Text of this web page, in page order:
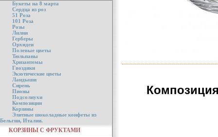
Букеты на 8 марта
Сердца из роз
51 Роза
101 Роза
Розы
Лилии
Герберы
Орхидеи
Полевые цветы
Тюльпаны
Хризантемы
Гвоздики
Экзотические цветы
Ландыши
Сирень
Пионы
Подсолнухи
Композиции
Корзины
Элитные шоколадные конфеты из
Бельгии, Италии.
КОРЗИНЫ С ФРУКТАМИ